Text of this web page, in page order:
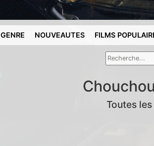
GENRE NOUVEAUTES FILMS
Toutes